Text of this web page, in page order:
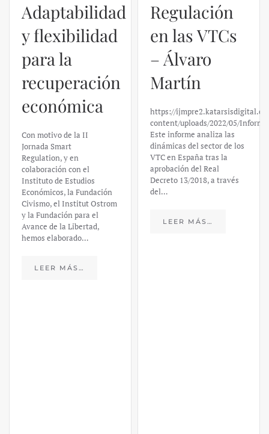
Adaptabilidad
y flexibilidad
para la
recuperación
económica
Con motivo de la II
Jornada Smart
Regulation, y en
colaboración con el
Instituto de Estudios
Económicos, la Fundación
Civismo, el Institut Ostrom
y la Fundación para el
Avance de la Libertad,
hemos elaborado…
LEER MÁS…
Regulación
en las VTCs
– Álvaro
Martín
https://
content/uploads/2022/05/
Este informe analiza las
dinámicas del sector de los
VTC en España tras la
aprobación del Real
Decreto 13/2018, a través
del…
LEER MÁS…